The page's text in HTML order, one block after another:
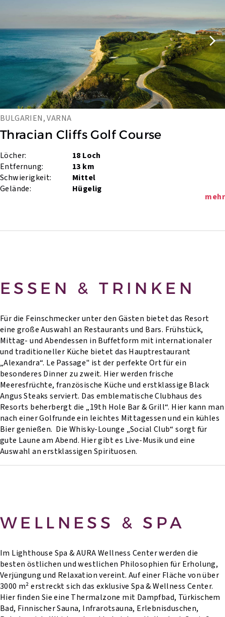
BULGARIEN, VARNA
Thracian Cliffs Golf Course
Löcher:
18 Loch
Entfernung:
13 km
Schwierigkeit:
Mittel
Gelände:
Hügelig
mehr
ESSEN & TRINKEN
Für die Feinschmecker unter den Gästen bietet das Resort
eine große Auswahl an Restaurants und Bars. Frühstück,
Mittag- und Abendessen in Buffetform mit internationaler
und traditioneller Küche bietet das Hauptrestaurant
„Alexandra“. Le Passage" ist der perfekte Ort für ein
besonderes Dinner zu zweit. Hier werden frische
Meeresfrüchte, französische Küche und erstklassige Black
Angus Steaks serviert. Das emblematische Clubhaus des
Resorts beherbergt die „19th Hole Bar & Grill“. Hier kann man
nach einer Golfrunde ein leichtes Mittagessen und ein kühles
Bier genießen. Die Whisky-Lounge „Social Club“ sorgt für
gute Laune am Abend. Hier gibt es Live-Musik und eine
Auswahl an erstklassigen Spirituosen.
WELLNESS & SPA
Im Lighthouse Spa & AURA Wellness Center werden die
besten östlichen und westlichen Philosophien für Erholung,
Verjüngung und Relaxation vereint. Auf einer Fläche von über
3000 m² erstreckt sich das exklusive Spa & Wellness Center.
Hier finden Sie eine Thermalzone mit Dampfbad, Türkischem
Bad, Finnischer Sauna, Infrarotsauna, Erlebnisduschen,